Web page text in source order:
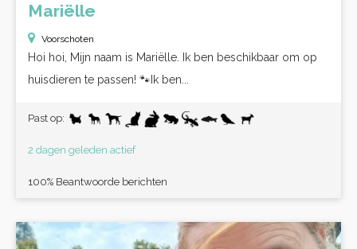
Mariëlle
Voorschoten
Hoi hoi, Mijn naam is Mariëlle. Ik ben beschikbaar om op
huisdieren te passen! 🐾Ik ben...
Past op:
2 dagen geleden actief
100% Beantwoorde berichten